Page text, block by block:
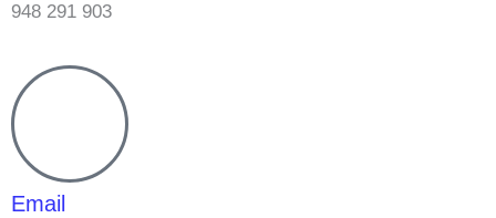
948 291 903
Email